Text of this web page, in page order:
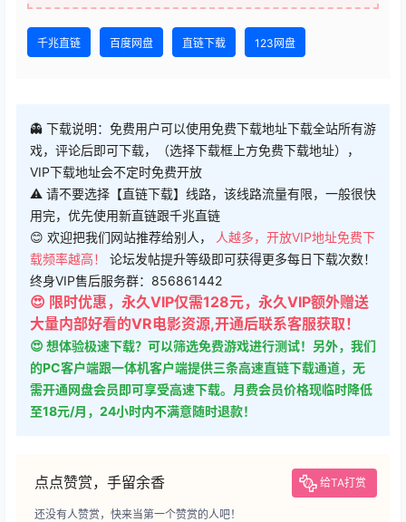
千兆直链 百度网盘 直链下载 123网盘
👻 下载说明：免费用户可以使用免费下载地址下载全站所有游
戏，评论后即可下载，（选择下载框上方免费下载地址），
VIP下载地址会不定时免费开放
⚠ 请不要选择【直链下载】线路，该线路流量有限，一般很快
用完，优先使用新直链跟千兆直链
😊 欢迎把我们网站推荐给别人，
人越多，开放VIP地址免费下
载频率越高！ 论坛发帖提升等级即可获得更多每日下载次数！
终身VIP售后服务群：856861442
😍 限时优惠，永久VIP仅需128元，永久VIP额外赠送
大量内部好看的VR电影资源,开通后联系客服获取！
😍 想体验极速下载？可以筛选免费游戏进行测试！另外，我们
的PC客户端跟一体机客户端提供三条高速直链下载通道，无
需开通网盘会员即可享受高速下载。月费会员价格现临时降低
至18元/月，24小时内不满意随时退款！
点点赞赏，手留余香 给TA打赏
还没有人赞赏，快来当第一个赞赏的人吧！